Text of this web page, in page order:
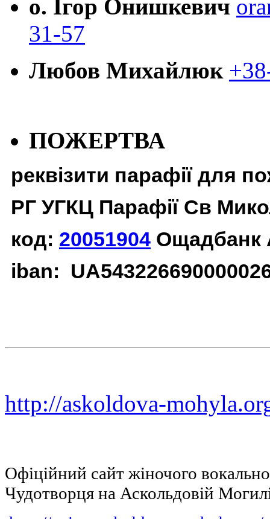
о. Ігор Онишкевич
31-57
Любов Михайлюк
ПОЖЕРТВА
реквізити парафії для
РГ УГКЦ Парафії Св
код: 20051904 Ощадбанк
iban:
http://askoldova-
Офіційний сайт жіночого
Чудотворця на Аскольдовій